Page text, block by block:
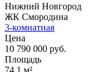
Нижний Новгород
ЖК Смородина
3-комнатная
Цена
10 790 000 руб.
Площадь
74.1 м²